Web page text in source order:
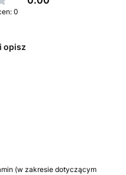
0
opisz
(w zakresie dotyczącym